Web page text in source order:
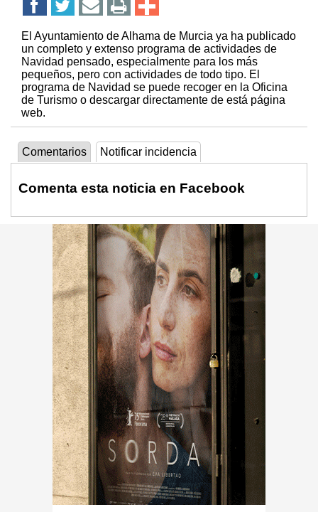
El Ayuntamiento de Alhama de Murcia ya ha publicado
un completo y extenso programa de actividades de
Navidad pensado, especialmente para los más
pequeños, pero con actividades de todo tipo. El
programa de Navidad se puede recoger en la Oficina
de Turismo o descargar directamente de está página
web.
Comentarios Notificar incidencia
Comenta esta noticia en Facebook